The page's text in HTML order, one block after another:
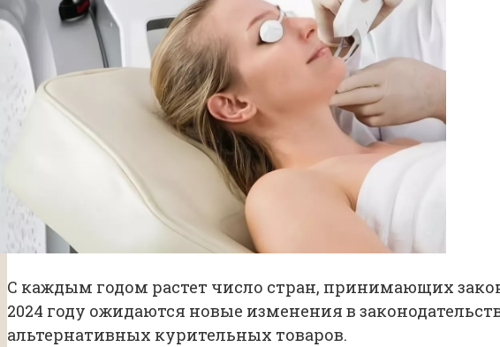
С каждым годом растет число стран, принимающих
2024 году ожидаются новые изменения в
альтернативных курительных товаров.